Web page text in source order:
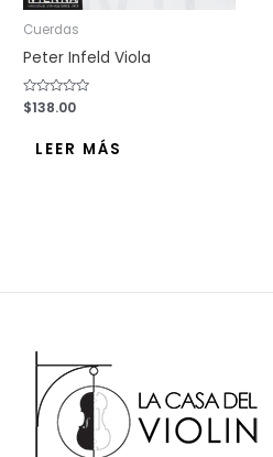
Cuerdas
Peter Infeld Viola
Valorado
con
$138.00
LEER MÁS